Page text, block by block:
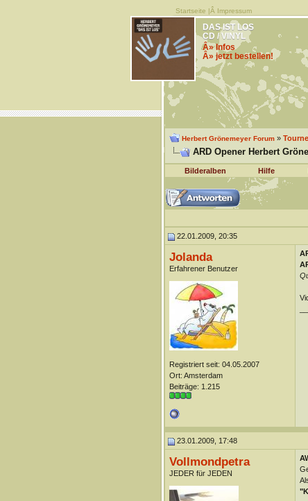
Startseite |Â Impressum
DAS IST LOS
CD / VINYL
Â» Infos
Â» jetzt bestellen!
Herbert Grönemeyer Forum»
ARD Opener Herbert
Bilderalben Hilfe
22.01.2009, 20:35
Jolanda
Erfahrener Benutzer
Registriert seit: 04.05.2007
Ort: Amsterdam
Beiträge: 1.215
23.01.2009, 17:48
Vollmondpetra
JEDER für JEDEN